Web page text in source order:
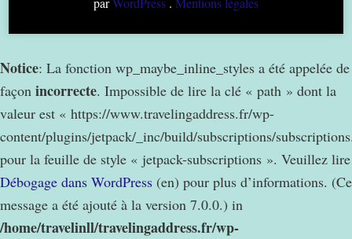
Notice: La fonction wp_maybe_inline_styles a été appelée de
façon incorrecte. Impossible de lire la clé « path » dont la
valeur est « https://www.travelingaddress.fr/wp-
content/plugins/jetpack/_inc/build/subscriptions/
pour la feuille de style « jetpack-subscriptions ». Veuillez lire
Débogage dans WordPress (en) pour plus d’informations. (Ce
message a été ajouté à la version 7.0.0.) in
/home/travelinll/travelingaddress.fr/wp-